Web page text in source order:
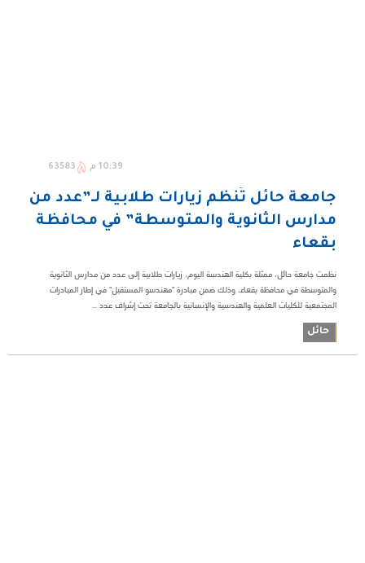
10:39 م 63583
جامعة حائل تُنظم زيارات طلابية لـ”عدد من
مدارس الثانوية والمتوسطة” في محافظة
بقعاء
نظمت جامعة حائل، ممثلة بكلية الهندسة اليوم، زيارات طلابية إلى عدد من مدارس الثانوية
والمتوسطة في محافظة بقعاء، وذلك ضمن مبادرة "مهندسو المستقبل" في إطار المبادرات
المجتمعية للكليات العلمية والهندسية والإنسانية بالجامعة تحت إشراف عدد ...
حائل